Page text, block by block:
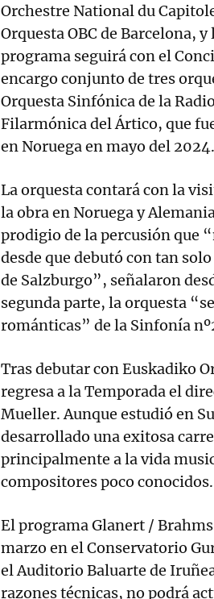
Orchestre National du
Orquesta OBC de Barcelona,
programa seguirá con el
encargo conjunto de tres
Orquesta Sinfónica de la
Filarmónica del Ártico, que
en Noruega en mayo del 2024.
La orquesta contará con la
la obra en Noruega y
prodigio de la percusión que
desde que debutó con tan
de Salzburgo”, señalaron
segunda parte, la orquesta
románticas” de la Sinfonía
Tras debutar con Euskadiko
regresa a la Temporada el
Mueller. Aunque estudió en
desarrollado una exitosa
principalmente a la vida
compositores poco conocidos.
El programa Glanert /
marzo en el Conservatorio
el Auditorio Baluarte de
razones técnicas, no podrá